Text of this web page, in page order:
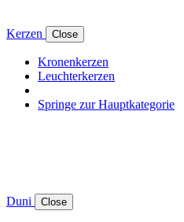
Kerzen Close
Kronenkerzen
Leuchterkerzen
Springe zur Hauptkategorie
Duni Close